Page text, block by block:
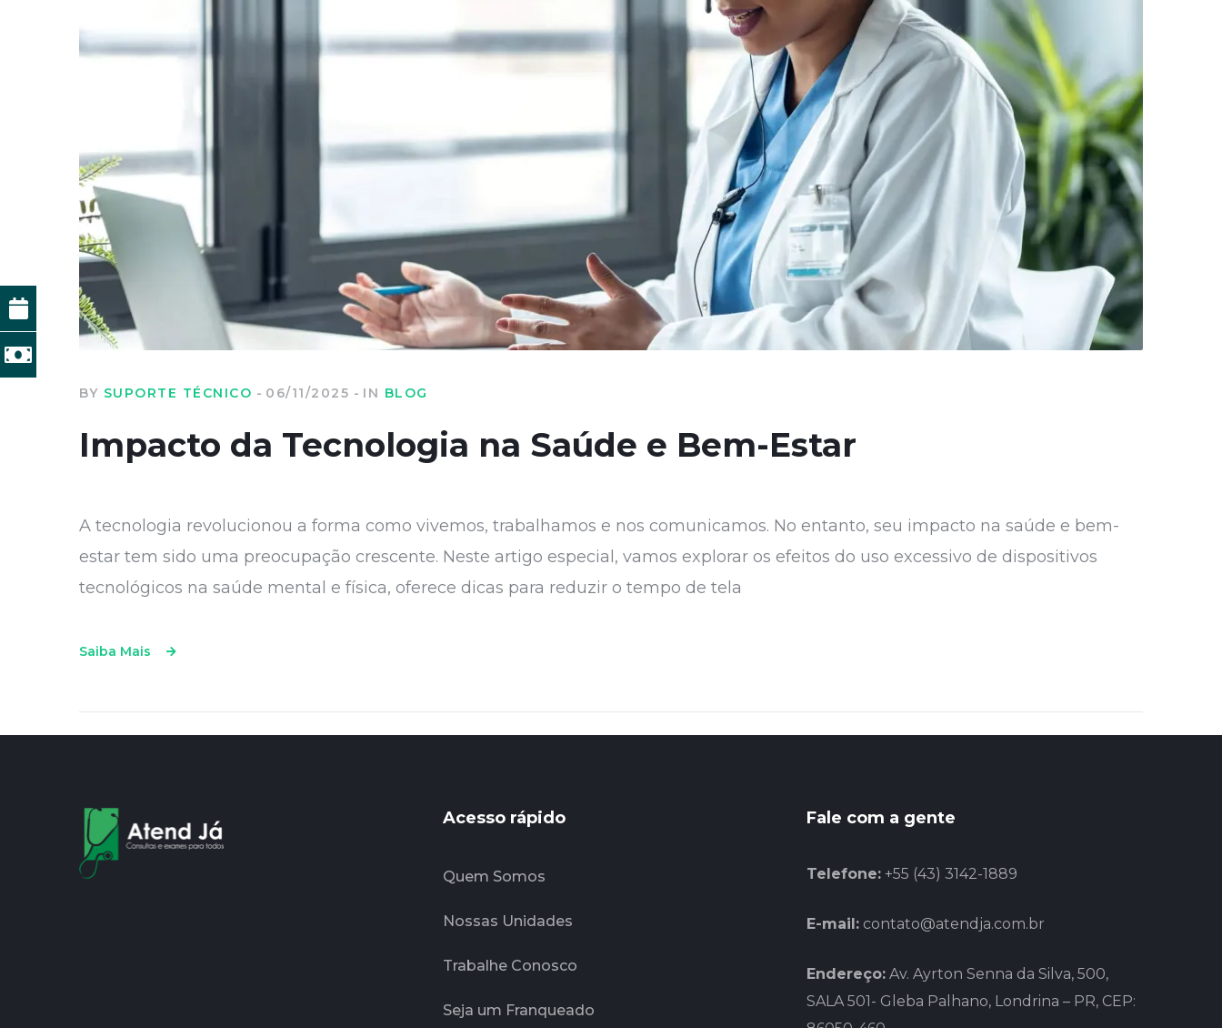
BY SUPORTE TÉCNICO 06/11/2025 IN BLOG
Impacto da Tecnologia na Saúde e Bem-Estar
A tecnologia revolucionou a forma como vivemos, trabalhamos e nos comunicamos. No entanto, seu impacto na saúde e bem-
estar tem sido uma preocupação crescente. Neste artigo especial, vamos explorar os efeitos do uso excessivo de dispositivos
tecnológicos na saúde mental e física, oferece dicas para reduzir o tempo de tela
Saiba Mais
Acesso rápido
Quem Somos
Nossas Unidades
Trabalhe Conosco
Seja um Franqueado
Fale com a gente
Telefone:+55 (43) 3142-1889
E-mail: contato@atendja.com.br
Endereço:Av. Ayrton Senna da Silva, 500,
SALA 501- Gleba Palhano, Londrina – PR, CEP: